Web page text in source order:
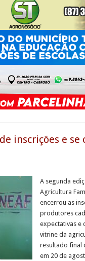
inscrições e
A segunda
Agricultura
encerrou as
produtores
expectativas e
vitrine da
resultado final
em 20 de